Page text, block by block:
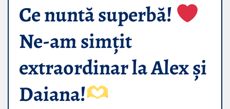
Ce nuntă superbă!
Ne-am simțit
extraordinar la Alex și
Daiana!